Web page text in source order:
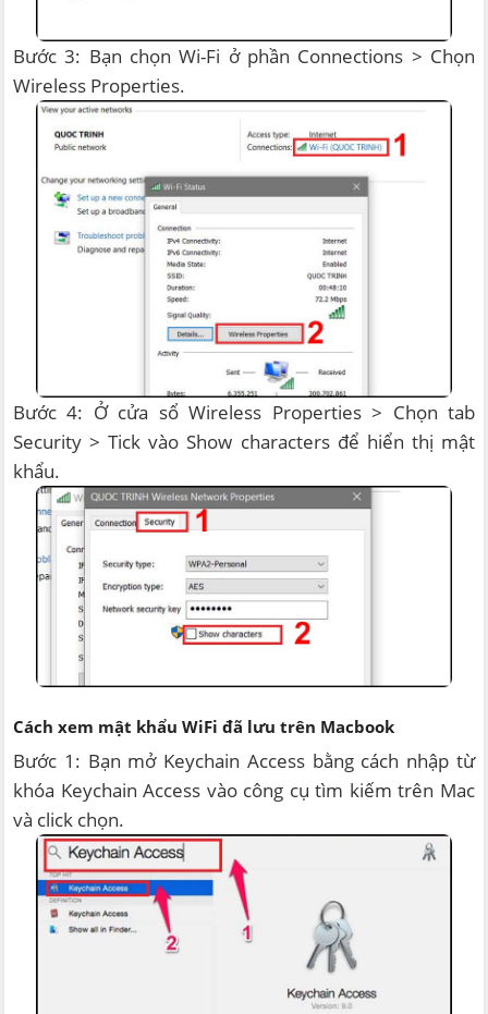
Bước 3: Bạn chọn Wi-Fi ở phần Connections > Chọn
Wireless Properties.
Bước 4: Ở cửa sổ Wireless Properties > Chọn tab
Security > Tick vào Show characters để hiển thị mật
khẩu.
Cách xem mật khẩu WiFi đã lưu trên Macbook
Bước 1: Bạn mở Keychain Access bằng cách nhập từ
khóa Keychain Access vào công cụ tìm kiếm trên Mac
và click chọn.